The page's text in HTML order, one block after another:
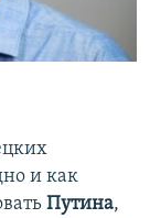
и как
Путина,